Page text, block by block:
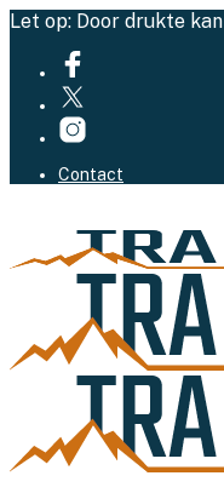
Let op: Door drukte
Contact